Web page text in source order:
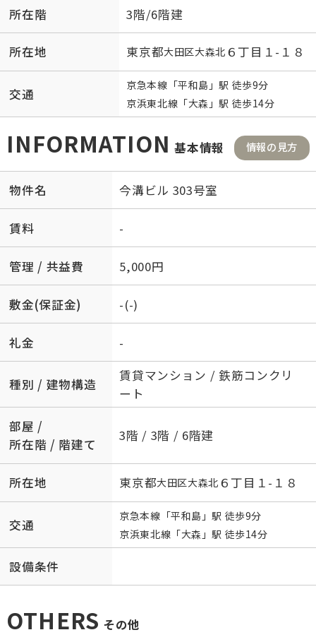
所在階 3階/6階建
所在地 東京都大田区大森北 ６丁目１-１８
交通
京急本線 「平和島 」駅 徒歩9分
京浜東北線 「大森 」駅 徒歩14分
INFORMATION 基本情報 情報の見方
物件名 今溝ビル 303号室
賃料 -
管理 / 共益費 5,000円
敷金(保証金) -(-)
礼金 -
種別 / 建物構造
賃貸マンション / 鉄筋コンクリ
ート
部屋 /
所在階 / 階建て
3階 / 3階 / 6階建
所在地 東京都大田区大森北 ６丁目１-１８
交通
京急本線 「平和島 」駅 徒歩9分
京浜東北線 「大森 」駅 徒歩14分
設備条件
OTHERS その他